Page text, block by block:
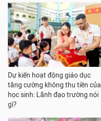
Dự kiến hoạt động giáo dục
tăng cường không thu tiền của
học sinh: Lãnh đạo trường nói
gì?